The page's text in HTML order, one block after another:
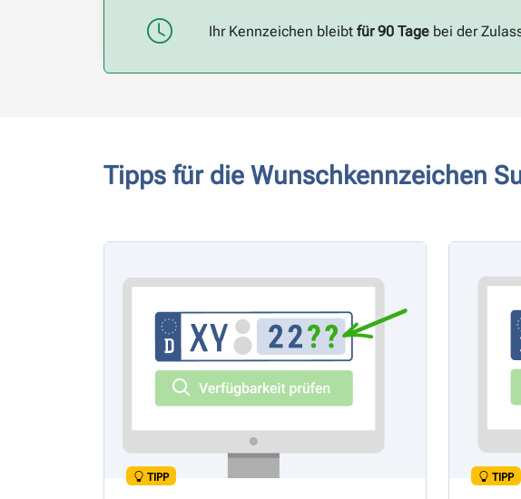
Ihr Kennzeichen bleibt für 90 Tagebei der
Tipps für die Wunschkennzeichen
TIPP TIPP